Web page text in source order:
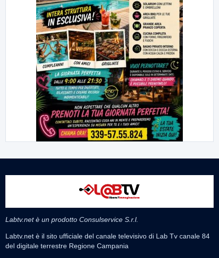
Labtv.net è un prodotto Consulservice S.r.l.
Labtv.net è il sito ufficiale del canale televisivo di Lab Tv canale 84
del digitale terrestre Regione Campania